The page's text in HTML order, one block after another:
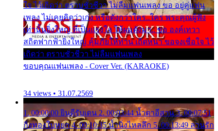
ใจ ไว้เถิดว่า ตราบชั่วชีวา ไม่ลืมแฟนเพลง ขอ อยู่คู่แฟน
เพลง ไม่เคยคิดว่าเก่ง หรือดังกว่าใคร..ใคร พระคุณผู้ฟัง
เท่านั้นยิ่งใหญ่ ที่เป็นแรงใจ ให้ผมดังมา.. ขอ องค์เทวา
สถิตฟากฟ้ายิ่งใหญ่ คุ้มภัยให้ท่าน เถิดหนา ขอจงเชื่อใจ ไว้
เถิดว่า ตราบชั่วชีวา ไม่ลืมแฟนเพลง
ขอบคุณแฟนเพลง - Cover Ver. (KARAOKE)
34 views • 31.07.2569
1. 00:00:00 ยินดีรับเดน 2. 00:03:44 น้ำตาอีสาน 3. 00:07:51
กิ่งทองใบหยก 4. 00:10:35 น้ำนิ่งไหลลึก 5. 00:13:49 ลานรัก